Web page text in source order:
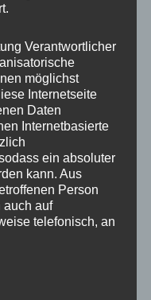
CVR1
ET40 5×112
Black
Verantwortlicher
möglichst
Internetseite
Daten
Internetbasierte
ein absoluter
kann. Aus
Person
auch auf
telefonisch, an